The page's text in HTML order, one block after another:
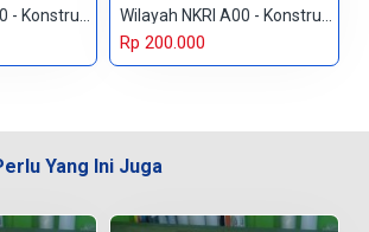
Rp 200.000
Yang Ini Juga